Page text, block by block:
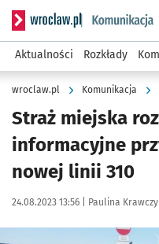
Serwis informacyjny
Aktualności Rozkłady
wroclaw.pl Komunikacja
Straż miejska
informacyjne
nowej linii 310
Data publikacji:
24.08.2023 13:56 | Autor:
Paulina
Kliknij, aby powiększyć